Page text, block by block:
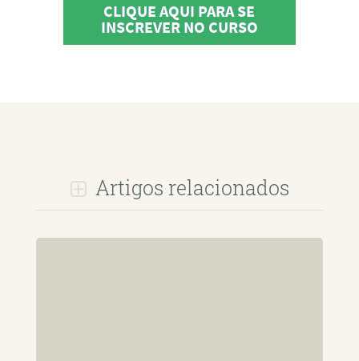
CLIQUE AQUI PARA SE
INSCREVER NO CURSO
Artigos relacionados